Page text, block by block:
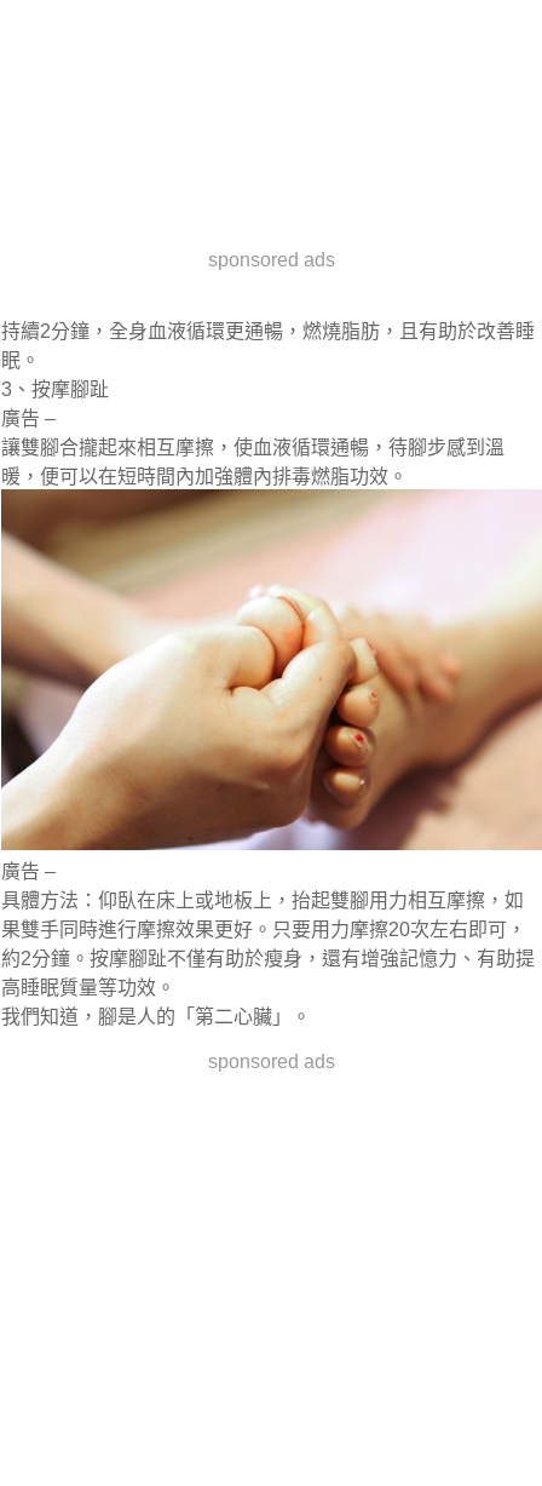
sponsored ads
持續2分鐘，全身血液循環更通暢，燃燒脂肪，且有助於改善睡
眠。
3、按摩腳趾
廣告 –
讓雙腳合攏起來相互摩擦，使血液循環通暢，待腳步感到溫
暖，便可以在短時間內加強體內排毒燃脂功效。
廣告 –
具體方法：仰臥在床上或地板上，抬起雙腳用力相互摩擦，如
果雙手同時進行摩擦效果更好。只要用力摩擦20次左右即可，
約2分鐘。按摩腳趾不僅有助於瘦身，還有增強記憶力、有助提
高睡眠質量等功效。
我們知道，腳是人的「第二心臟」。
sponsored ads